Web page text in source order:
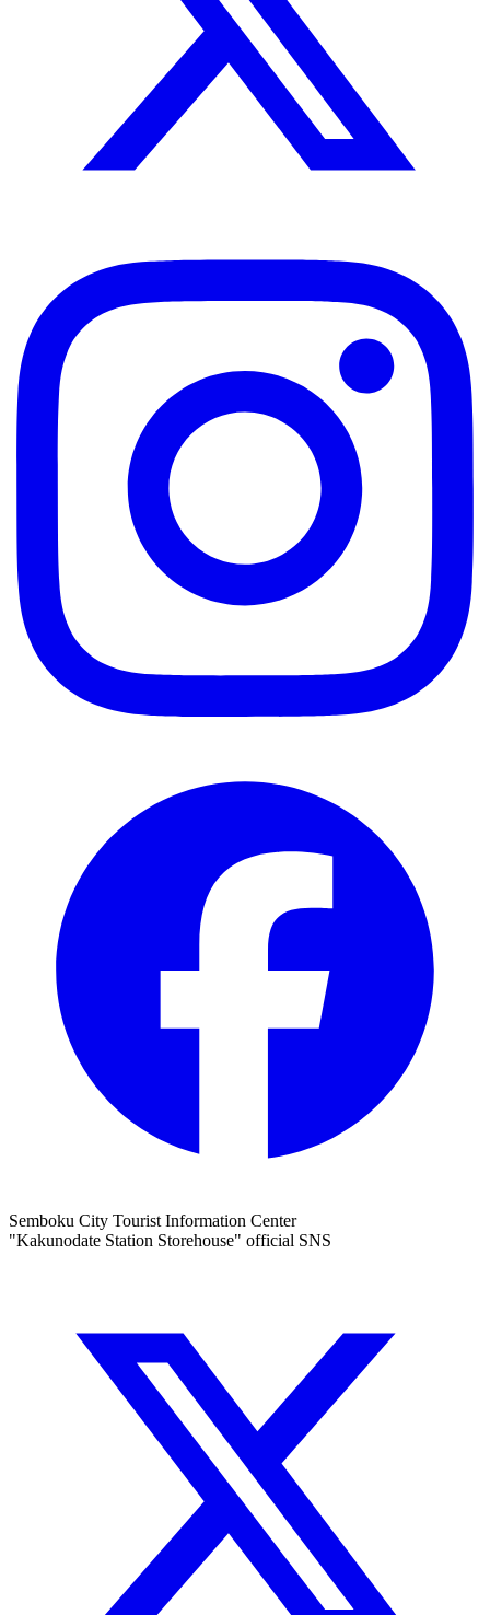
Semboku City Tourist Information Center
"Kakunodate Station Storehouse" official SNS